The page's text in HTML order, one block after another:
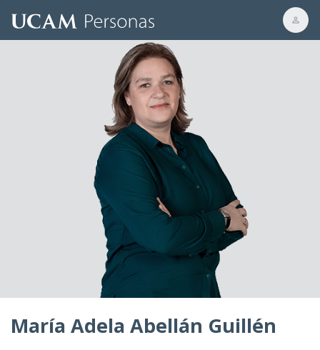
María Adela Abellán Guillén